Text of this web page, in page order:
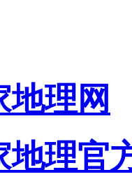
地理网
地理官